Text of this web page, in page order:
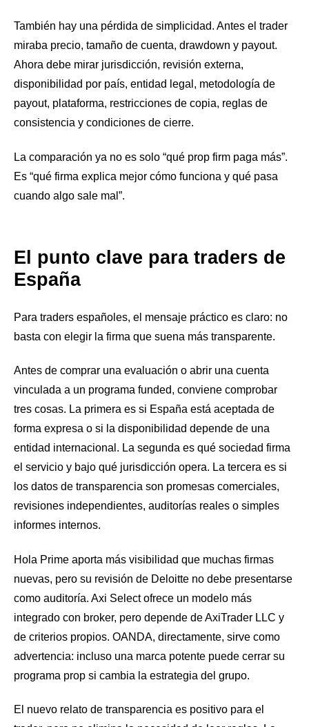
También hay una pérdida de simplicidad. Antes el trader
miraba precio, tamaño de cuenta, drawdown y payout.
Ahora debe mirar jurisdicción, revisión externa,
disponibilidad por país, entidad legal, metodología de
payout, plataforma, restricciones de copia, reglas de
consistencia y condiciones de cierre.
La comparación ya no es solo “qué prop firm paga más”.
Es “qué firma explica mejor cómo funciona y qué pasa
cuando algo sale mal”.
El punto clave para traders de
España
Para traders españoles, el mensaje práctico es claro: no
basta con elegir la firma que suena más transparente.
Antes de comprar una evaluación o abrir una cuenta
vinculada a un programa funded, conviene comprobar
tres cosas. La primera es si España está aceptada de
forma expresa o si la disponibilidad depende de una
entidad internacional. La segunda es qué sociedad firma
el servicio y bajo qué jurisdicción opera. La tercera es si
los datos de transparencia son promesas comerciales,
revisiones independientes, auditorías reales o simples
informes internos.
Hola Prime aporta más visibilidad que muchas firmas
nuevas, pero su revisión de Deloitte no debe presentarse
como auditoría. Axi Select ofrece un modelo más
integrado con broker, pero depende de AxiTrader LLC y
de criterios propios. OANDA, directamente, sirve como
advertencia: incluso una marca potente puede cerrar su
programa prop si cambia la estrategia del grupo.
El nuevo relato de transparencia es positivo para el